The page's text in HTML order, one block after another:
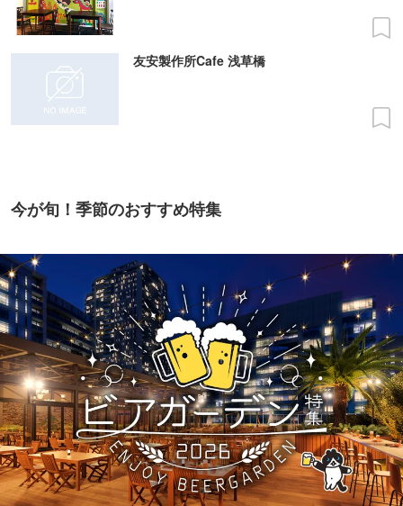
友安製作所Cafe 浅草橋
今が旬！季節のおすすめ特集